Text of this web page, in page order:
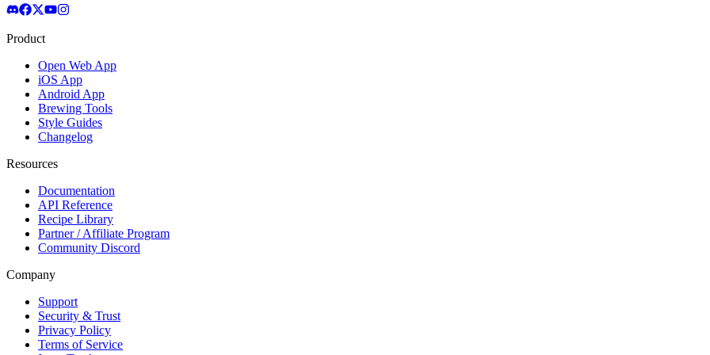
Product
Open Web App
iOS App
Android App
Brewing Tools
Style Guides
Changelog
Resources
Documentation
API Reference
Recipe Library
Partner / Affiliate Program
Community Discord
Company
Support
Security & Trust
Privacy Policy
Terms of Service